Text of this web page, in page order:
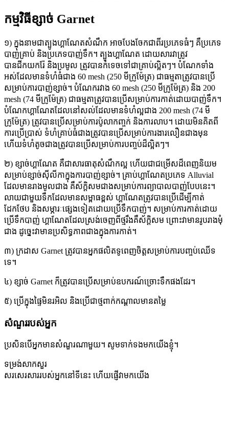
កម្មវិធីខ្សាច់ Garnet
១) ក្នុងនាមជាត្បូងហ្គាណែតសំណឹក អាចបែងចែកជាពីរប្រភេទធំៗ គឺប្រភេទ
បាញ់គ្រាប់ និងប្រភេទបាញ់ទឹក។ ត្បូងហ្គាណែត ដោយសារវាត្រូវ
បានជីកយករ៉ែ និងប្រមូល ត្រូវបានកំទេចទៅជាគ្រាប់ល្អិតៗ។ បំណែកទាំង
អស់ដែលមានទំហំធំជាង 60 mesh (250 មីក្រូម៉ែត្រ) ជាធម្មតាត្រូវបានប្រើ
សម្រាប់ការបាញ់ខ្សាច់។ បំណែករវាង 60 mesh (250 មីក្រូម៉ែត្រ) និង 200
mesh (74 មីក្រូម៉ែត្រ) ជាធម្មតាត្រូវបានប្រើសម្រាប់ការកាត់ដោយបាញ់ទឹក។
បំណែកហ្គាណែតដែលនៅសល់ដែលមានទំហំល្អជាង 200 mesh (74 មី
ក្រូម៉ែត្រ) ត្រូវបានប្រើសម្រាប់ការប៉ូលាកញ្ចក់ និងការលាប។ ដោយមិនគិតពី
ការប្រើប្រាស់ ទំហំគ្រាប់ធំជាងត្រូវបានប្រើសម្រាប់ការងារលឿនជាងមុន
ហើយទំហំតូចជាងត្រូវបានប្រើសម្រាប់ការបញ្ចប់ដ៏ល្អិតៗ។
២) ខ្សាច់ហ្គាណែត គឺជាសារធាតុសំណឹកល្អ ហើយជាជម្រើសដ៏ពេញនិយម
សម្រាប់ខ្សាច់ស៊ីលីកាក្នុងការបាញ់ខ្សាច់។ គ្រាប់ហ្គាណែតប្រភេទ Alluvial
ដែលមានរាងមូលជាង គឺស័ក្តិសមជាងសម្រាប់ការព្យាបាលបាញ់បែបនេះ។
លាយជាមួយទឹកដែលមានសម្ពាធខ្ពស់ ហ្គាណែតត្រូវបានប្រើដើម្បីកាត់
ដែកថែប និងសម្ភារៈផ្សេងទៀតដោយប្រើទឹកបាញ់។ សម្រាប់ការកាត់ដោយ
ប្រើទឹកបាញ់ ហ្គាណែតដែលស្រង់ចេញពីថ្មរឹងគឺស័ក្តិសម ព្រោះវាមានរូបរាងមុំ
ជាង ដូច្នេះវាមានប្រសិទ្ធភាពជាងក្នុងការកាត់។
៣) ក្រដាស Garnet ត្រូវបានអ្នកផលិតទូពេញចិត្តសម្រាប់ការបញ្ចប់ឈើទ
ទេ។
៤) ខ្សាច់ Garnet ក៏ត្រូវបានប្រើសម្រាប់ឧបករណ៍ច្រោះទឹកផងដែរ។
៥) ប្រើក្នុងផ្ទៃមិនរអិល និងប្រើជាថ្មពាក់កណ្តាលមានតម្លៃ
សំណួររបស់អ្នក
ប្រសិនបើអ្នកមានសំណួរណាមួយ។ សូមទាក់ទងមកយើងខ្ញុំ។
ទម្រង់សាកសួរ
សរសេរសាររបស់អ្នកនៅទីនេះ ហើយផ្ញើវាមកយើង